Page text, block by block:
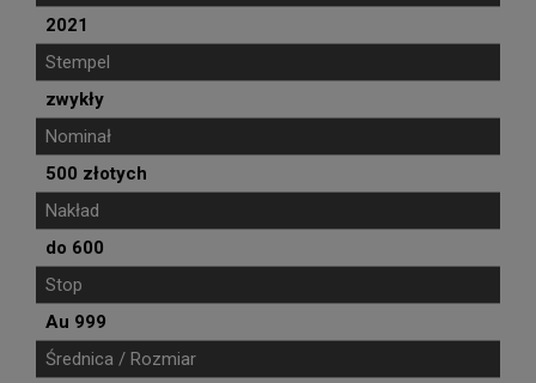
2021
Stempel
zwykły
Nominał
500 złotych
Nakład
do 600
Stop
Au 999
Średnica / Rozmiar